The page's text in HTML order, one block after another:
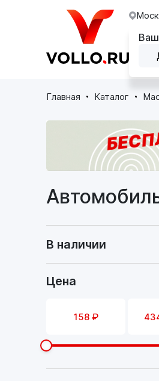
Главная Каталог
В наличии
Цена